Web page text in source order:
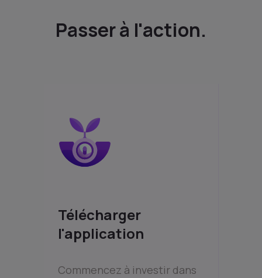
Passer à l'action.
Télécharger
l'application
Commencez à investir dans